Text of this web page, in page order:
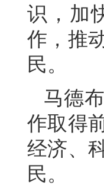
识，加
作，推
民。
马德
作取得
经济、
民。